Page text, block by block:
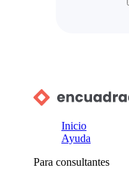
Inicio
Ayuda
Para consultantes